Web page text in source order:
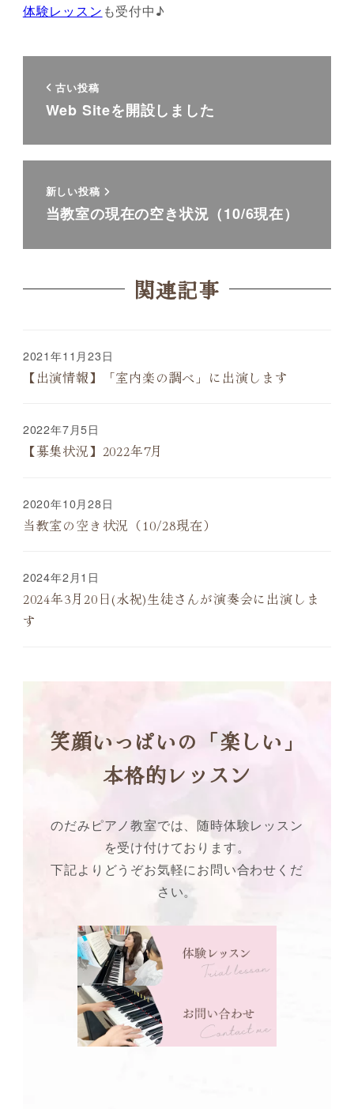
体験レッスン も受付中♪
古い投稿
Web Siteを開設しました
新しい投稿
当教室の現在の空き状況（10/6現在）
関連記事
【出演情報】「室内楽の調べ」に出演します
2021年11月23日
【募集状況】2022年7月
2022年7月5日
当教室の空き状況（10/28現在）
2020年10月28日
2024年3月20日(水祝)生徒さんが演奏会に出演しま
す
2024年2月1日
笑顔いっぱいの「楽しい」
本格的レッスン
のだみピアノ教室では、随時体験レッスン
を受け付けております。
下記よりどうぞお気軽にお問い合わせくだ
さい。